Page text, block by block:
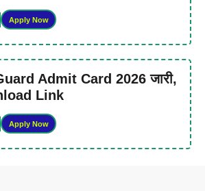
Apply Now
Admit Card 2026 जारी,
Link
Apply Now